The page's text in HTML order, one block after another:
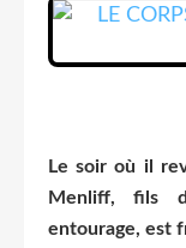
Le soir où il
Menliff, fils
entourage, est